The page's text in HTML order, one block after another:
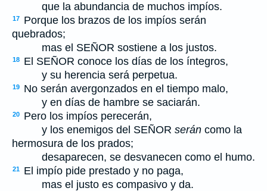
que la abundancia de muchos impíos.
17
Porque los brazos de los impíos serán
quebrados;
mas el SEÑOR sostiene a los justos.
18 El SEÑOR conoce los días de los íntegros,
y su herencia será perpetua.
19
No serán avergonzados en el tiempo malo,
y en días de hambre se saciarán.
20
Pero los impíos perecerán,
y los enemigos del SEÑOR serán como la
hermosura de los prados;
desaparecen, se desvanecen como el humo.
21
El impío pide prestado y no paga,
mas el justo es compasivo y da.